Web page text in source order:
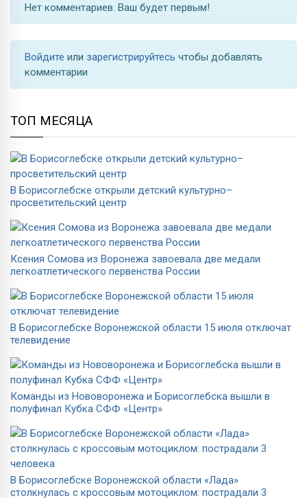
Нет комментариев. Ваш будет первым!
Войдите или зарегистрируйтесь чтобы добавлять
комментарии
ТОП МЕСЯЦА
В Борисоглебске открыли детский культурно–
просветительский центр
Ксения Сомова из Воронежа завоевала две медали
легкоатлетического первенства России
В Борисоглебске Воронежской области 15 июля отключат
телевидение
Команды из Нововоронежа и Борисоглебска вышли в
полуфинал Кубка СФФ «Центр»
В Борисоглебске Воронежской области «Лада»
столкнулась с кроссовым мотоциклом: пострадали 3